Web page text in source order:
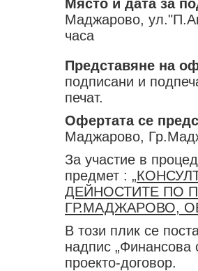
Място и дата за
Маджарово,
часа
Представяне на
подписани и
печат.
Офертата се
Маджарово,
За участие в
предмет :
ДЕЙНОСТИТЕ ПО
ГР.МАДЖАРОВО,
В този плик се
надпис „Финансова
проекто-договор.